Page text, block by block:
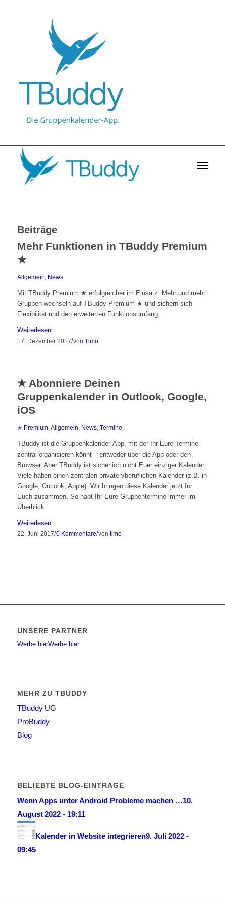
Beiträge
Mehr Funktionen in TBuddy Premium
★
Allgemein News
Mit TBuddy Premium ★ erfolgreicher im Einsatz. Mehr und mehr
Gruppen wechseln auf TBuddy Premium ★ und sichern sich
Flexibilität und den erweiterten Funktionsumfang.
Weiterlesen
17. Dezember 2017/von Timo
✭ Abonniere Deinen
Gruppenkalender in Outlook, Google,
iOS
✭ Premium, Allgemein News, Termine
TBuddy ist die Gruppenkalender-App, mit der Ihr Eure Termine
zentral organisieren könnt – entweder über die App oder den
Browser. Aber TBuddy ist sicherlich nicht Euer einziger Kalender.
Viele haben einen zentralen privaten/beruflichen Kalender (z.B. in
Google, Outlook, Apple). Wir bringen diese Kalender jetzt für
Euch zusammen. So habt Ihr Eure Gruppentermine immer im
Überblick.
Weiterlesen
22. Juni 2017/0 Kommentare/von timo
UNSERE PARTNER
Werbe hierWerbe hier
MEHR ZU TBUDDY
TBuddy UG
ProBuddy
Blog
BELIEBTE BLOG-EINTRÄGE
Wenn Apps unter Android Probleme machen …10.
August 2022 - 19:11
Kalender in Website integrieren9. Juli 2022 -
09:45